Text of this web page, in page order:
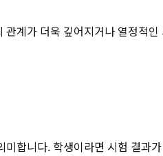
계가 더욱 깊어지거나 열정적
합니다. 학생이라면 시험 결과